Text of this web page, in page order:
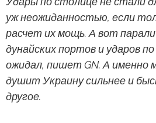
уж неожиданностью, если
расчет их мощь. А вот
дунайских портов и ударов
ожидал, пишет GN. А именно
душит Украину сильнее и
другое.